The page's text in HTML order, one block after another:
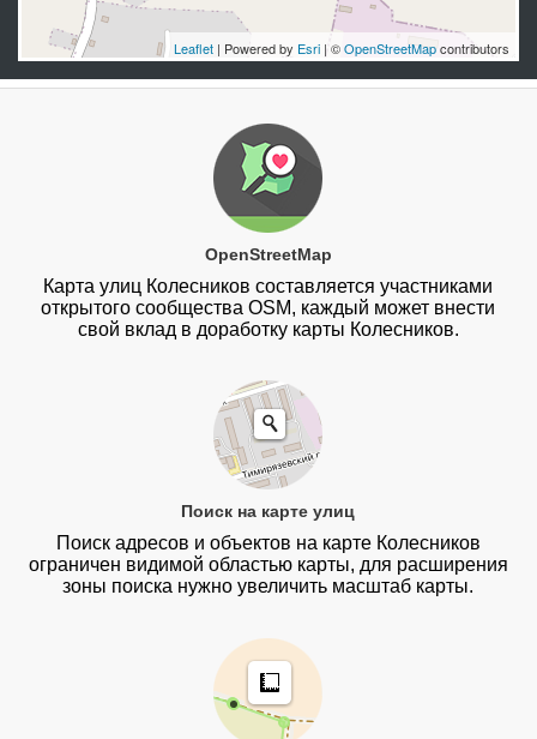
Leaflet | Powered by Esri | ©OpenStreetMapcontributors
OpenStreetMap
Карта улиц Колесников составляется участниками
открытого сообщества OSM, каждый может внести
свой вклад в доработку карты Колесников.
Поиск на карте улиц
Поиск адресов и объектов на карте Колесников
ограничен видимой областью карты, для расширения
зоны поиска нужно увеличить масштаб карты.